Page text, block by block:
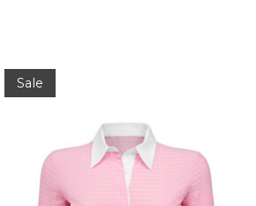
Sale